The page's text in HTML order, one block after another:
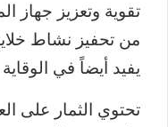
تقوية وتعزيز جهاز
من تحفيز نشاط
يفيد أيضاً في
تحتوي الثمار على